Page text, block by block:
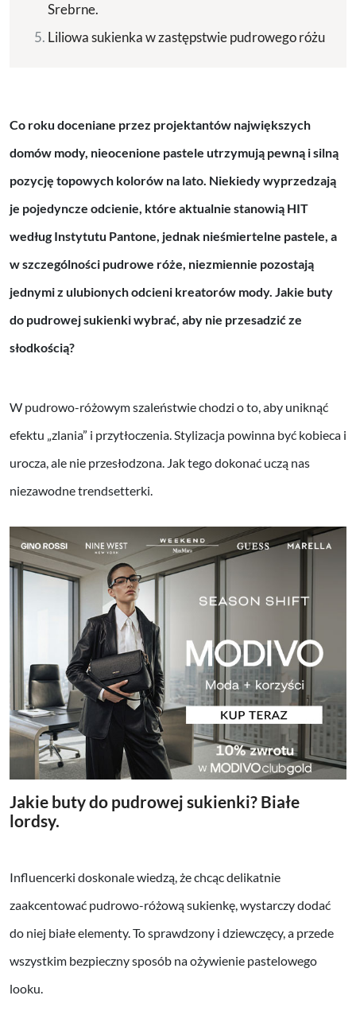
Srebrne.
Liliowa sukienka w zastępstwie pudrowego różu
Co roku doceniane przez projektantów największych
domów mody, nieocenione pastele utrzymują pewną i silną
pozycję topowych kolorów na lato. Niekiedy wyprzedzają
je pojedyncze odcienie, które aktualnie stanowią HIT
według Instytutu Pantone, jednak nieśmiertelne pastele, a
w szczególności pudrowe róże, niezmiennie pozostają
jednymi z ulubionych odcieni kreatorów mody. Jakie buty
do pudrowej sukienki wybrać, aby nie przesadzić ze
słodkością?
W pudrowo-różowym szaleństwie chodzi o to, aby uniknąć
efektu „zlania” i przytłoczenia. Stylizacja powinna być kobieca i
urocza, ale nie przesłodzona. Jak tego dokonać uczą nas
niezawodne trendsetterki.
Jakie buty do pudrowej sukienki? Białe
lordsy.
Influencerki doskonale wiedzą, że chcąc delikatnie
zaakcentować pudrowo-różową sukienkę, wystarczy dodać
do niej białe elementy. To sprawdzony i dziewczęcy, a przede
wszystkim bezpieczny sposób na ożywienie pastelowego
looku.